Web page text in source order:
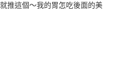
推這個～我的胃怎吃後面的美